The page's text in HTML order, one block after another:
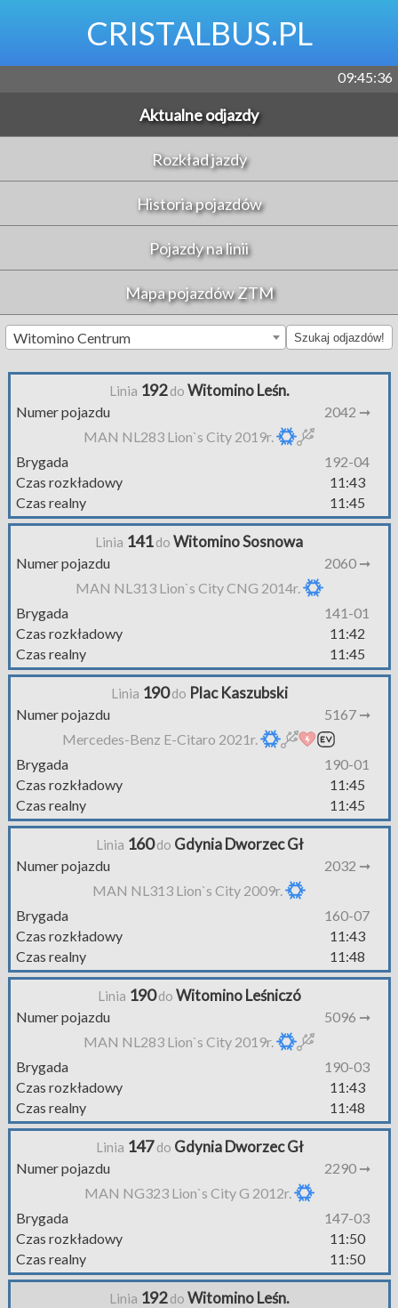
CRISTALBUS.PL
09:45:37
Aktualne odjazdy
Rozkład jazdy
Historia pojazdów
Pojazdy na linii
Mapa pojazdów ZTM
Witomino Centrum Szukaj odjazdów!
Linia 192do Witomino Leśn.
Numer pojazdu
2042 ➞
MAN NL283 Lion`s City 2019r.
Brygada
192-04
Czas rozkładowy
11:43
Czas realny
11:45
Linia 141do Witomino Sosnowa
Numer pojazdu
2060 ➞
MAN NL313 Lion`s City CNG 2014r.
Brygada
141-01
Czas rozkładowy
11:42
Czas realny
11:45
Linia 190do Plac Kaszubski
Numer pojazdu
5167 ➞
Mercedes-Benz E-Citaro 2021r.
Brygada
190-01
Czas rozkładowy
11:45
Czas realny
11:45
Linia 160do Gdynia Dworzec Gł
Numer pojazdu
2032 ➞
MAN NL313 Lion`s City 2009r.
Brygada
160-07
Czas rozkładowy
11:43
Czas realny
11:48
Linia 190do Witomino Leśniczó
Numer pojazdu
5096 ➞
MAN NL283 Lion`s City 2019r.
Brygada
190-03
Czas rozkładowy
11:43
Czas realny
11:48
Linia 147do Gdynia Dworzec Gł
Numer pojazdu
2290 ➞
MAN NG323 Lion`s City G 2012r.
Brygada
147-03
Czas rozkładowy
11:50
Czas realny
11:50
Linia 192do Witomino Leśn.